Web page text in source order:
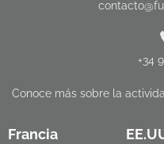
+34
Conoce más sobre la
Francia